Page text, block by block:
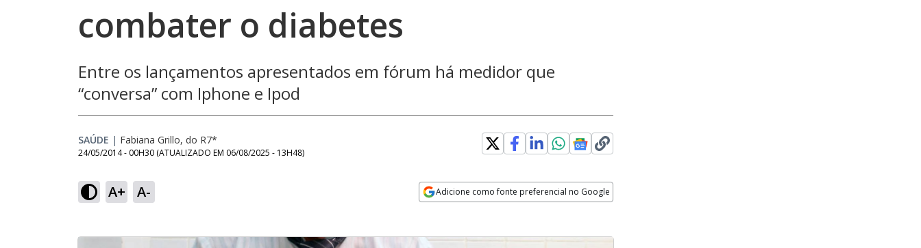
combater o diabetes
Entre os lançamentos apresentados em fórum há medidor que
“conversa” com Iphone e Ipod
SAÚDE | Fabiana Grillo, do R7*
24/05/2014 - 00H30 (ATUALIZADO EM 06/08/2025 - 13H48)
A+ A- Adicione como fonte preferencial no Google